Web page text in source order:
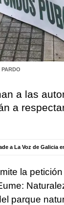
PARDO
a las
a
a La Voz de Galicia
la
parque